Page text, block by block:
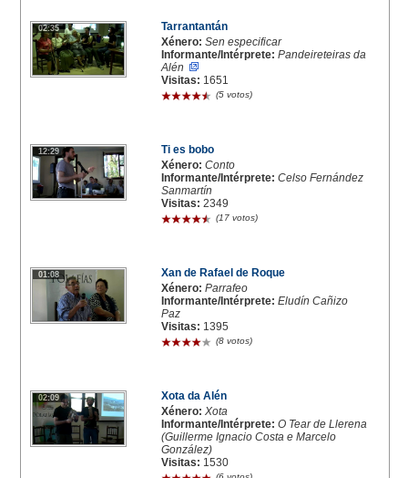
02:35
Tarrantantán
Xénero: Sen especificar
Informante/Intérprete: Pandeireteiras da
Alén
Visitas: 1651
(5 votos)
12:29
Ti es bobo
Xénero: Conto
Informante/Intérprete: Celso Fernández
Sanmartín
Visitas: 2349
(17 votos)
01:08
Xan de Rafael de Roque
Xénero: Parrafeo
Informante/Intérprete: Eludín Cañizo
Paz
Visitas: 1395
(8 votos)
02:09
Xota da Alén
Xénero: Xota
Informante/Intérprete: O Tear de Llerena
(Guillerme Ignacio Costa e Marcelo
González)
Visitas: 1530